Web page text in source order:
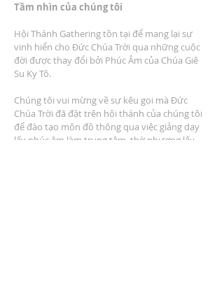
Tầm nhìn của chúng tôi
Hội Thánh Gathering tồn tại để mang lại sự
vinh hiển cho Đức Chúa Trời qua những cuộc
đời được thay đổi bởi Phúc Âm của Chúa Giê
Su Ky Tô.
Chúng tôi vui mừng về sự kêu gọi mà Đức
Chúa Trời đã đặt trên hội thánh của chúng tôi
để đào tạo môn đồ thông qua việc giảng dạy
lấy phúc âm làm trung tâm, thờ phượng lấy